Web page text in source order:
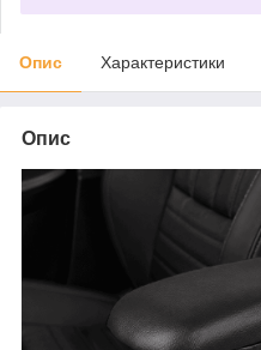
Опис Характеристики
Опис